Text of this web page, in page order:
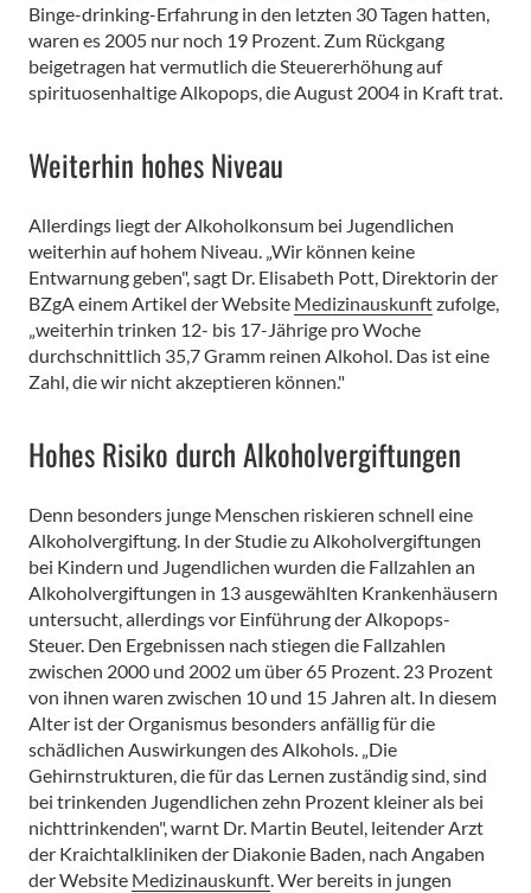
Binge-drinking-Erfahrung in den letzten 30 Tagen hatten,
waren es 2005 nur noch 19 Prozent. Zum Rückgang
beigetragen hat vermutlich die Steuererhöhung auf
spirituosenhaltige Alkopops, die August 2004 in Kraft trat.
Weiterhin hohes Niveau
Allerdings liegt der Alkoholkonsum bei Jugendlichen
weiterhin auf hohem Niveau. „Wir können keine
Entwarnung geben", sagt Dr. Elisabeth Pott, Direktorin der
BZgA einem Artikel der Website Medizinauskunftzufolge,
„weiterhin trinken 12- bis 17-Jährige pro Woche
durchschnittlich 35,7 Gramm reinen Alkohol. Das ist eine
Zahl, die wir nicht akzeptieren können."
Hohes Risiko durch Alkoholvergiftungen
Denn besonders junge Menschen riskieren schnell eine
Alkoholvergiftung. In der Studie zu Alkoholvergiftungen
bei Kindern und Jugendlichen wurden die Fallzahlen an
Alkoholvergiftungen in 13 ausgewählten Krankenhäusern
untersucht, allerdings vor Einführung der Alkopops-
Steuer. Den Ergebnissen nach stiegen die Fallzahlen
zwischen 2000 und 2002 um über 65 Prozent. 23 Prozent
von ihnen waren zwischen 10 und 15 Jahren alt. In diesem
Alter ist der Organismus besonders anfällig für die
schädlichen Auswirkungen des Alkohols. „Die
Gehirnstrukturen, die für das Lernen zuständig sind, sind
bei trinkenden Jugendlichen zehn Prozent kleiner als bei
nichttrinkenden", warnt Dr. Martin Beutel, leitender Arzt
der Kraichtalkliniken der Diakonie Baden, nach Angaben
der Website Medizinauskunft. Wer bereits in jungen